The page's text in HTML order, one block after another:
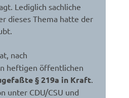
Lediglich sachliche
dieses Thema hatte der
nach
heftigen öffentlichen
§ 219a in Kraft
unter CDU/CSU und